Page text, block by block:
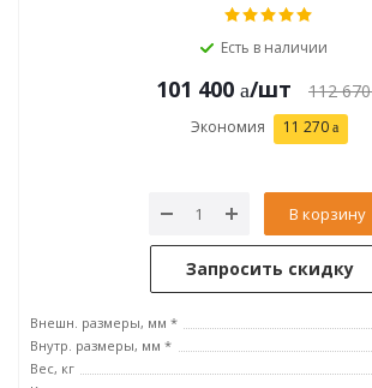
Есть в наличии
101 400 /шт 112 670
Экономия 11 270
В корзину
Запросить скидку
Внешн. размеры, мм *
Внутр. размеры, мм *
Вес, кг